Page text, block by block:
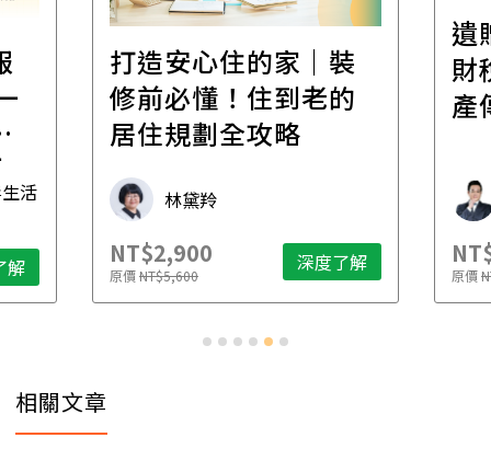
活
解
打造安心住的家｜裝
修前必懂！住到老的
居住規劃全攻略
林黛羚
NT$2,900
原價NT$5,600 深度了解
遺
財
產
原價
相關文章